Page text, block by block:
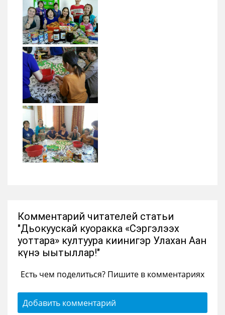
Комментарий читателей статьи
"Дьокуускай куоракка «Сэргэлээх
уоттара» култуура киинигэр Улахан Аан
күнэ ыытыллар!"
Есть чем поделиться? Пишите в комментариях
Добавить комментарий